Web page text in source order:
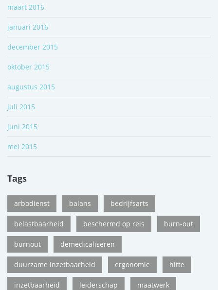
maart 2016
januari 2016
december 2015
oktober 2015
augustus 2015
juli 2015
juni 2015
mei 2015
Tags
arbodienst balans bedrijfsarts
belastbaarheid beschermd op reis burn-out
burnout demedicaliseren
duurzame inzetbaarheid ergonomie hitte
inzetbaarheid leiderschap maatwerk